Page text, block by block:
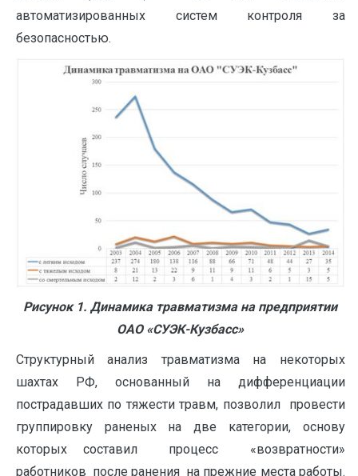
автоматизированных систем контроля за
безопасностью.
Рисунок 1. Динамика травматизма на предприятии
ОАО «СУЭК-Кузбасс»
Структурный анализ травматизма на некоторых
шахтах РФ, основанный на дифференциации
пострадавших по тяжести травм, позволил провести
группировку раненых на две категории, основу
которых составил процесс «возвратности»
работников после ранения на прежние места работы.